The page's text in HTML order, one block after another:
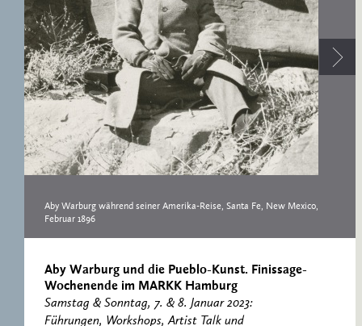
FOR POLITICAL
ICONOGRAPHY
ERNST CASSIRER
CENTRE 1997-2007
RECORDS
Aby Warburg während seiner Amerika-Reise, Santa Fe, New Mexico,
Februar 1896
Aby Warburg und die Pueblo-Kunst. Finissage-
Wochenende im MARKK Hamburg
Samstag & Sonntag, 7. & 8. Januar 2023:
Führungen, Workshops, Artist Talk und